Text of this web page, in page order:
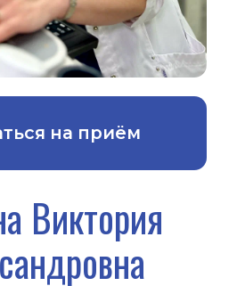
сердца)
рублей.